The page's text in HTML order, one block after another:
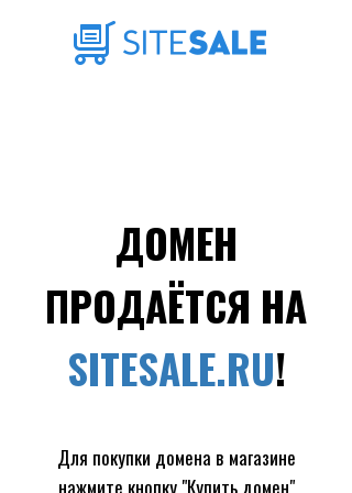
ДОМЕН
ПРОДАЁТСЯ НА
SITESALE.RU!
Для покупки домена в магазине
нажмите кнопку "Купить домен"